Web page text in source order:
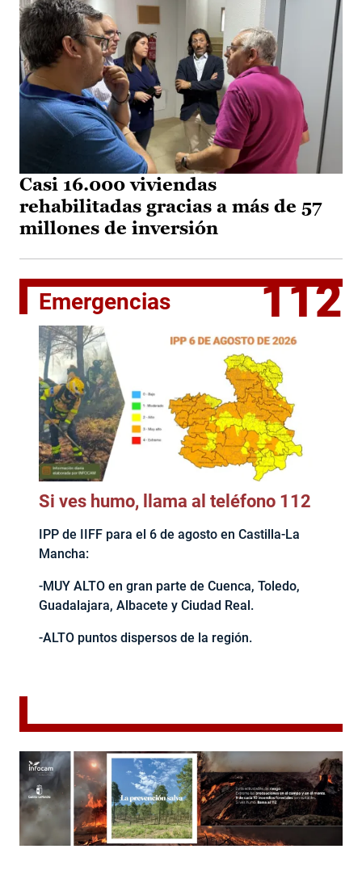
Casi 16.000 viviendas
rehabilitadas gracias a más de 57
millones de inversión
Emergencias 112
Si ves humo, llama al teléfono 112
IPP de IIFF para el 6 de agosto en Castilla-La
Mancha:
-MUY ALTO en gran parte de Cuenca, Toledo,
Guadalajara, Albacete y Ciudad Real.
-ALTO puntos dispersos de la región.